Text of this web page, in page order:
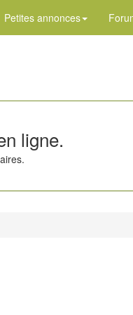
Petites annonces
ligne.